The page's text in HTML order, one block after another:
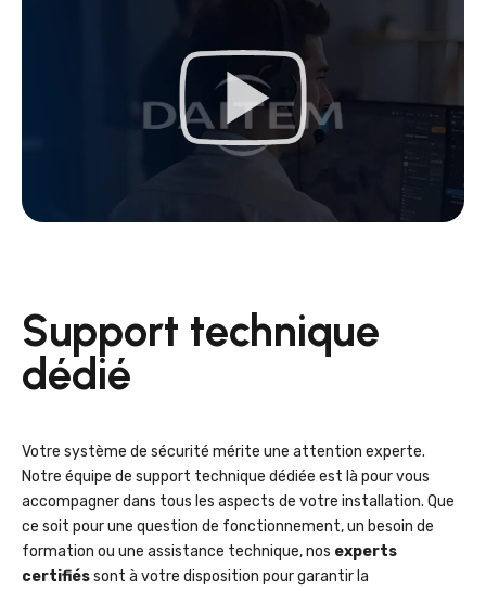
Support technique
dédié
Votre système de sécurité mérite une attention experte.
Notre équipe de support technique dédiée est là pour vous
accompagner dans tous les aspects de votre installation. Que
ce soit pour une question de fonctionnement, un besoin de
formation ou une assistance technique, nos experts
certifiéssont à votre disposition pour garantir la